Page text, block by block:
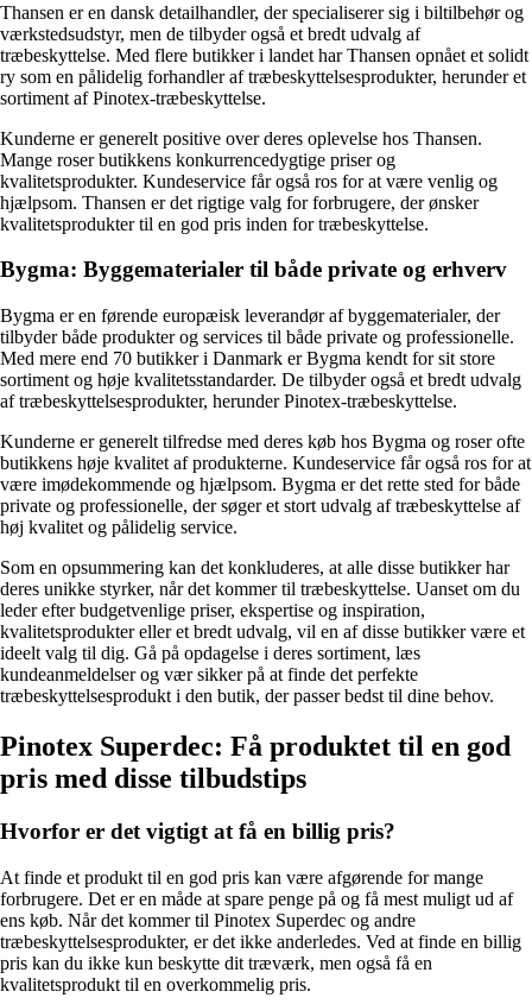
Thansen er en dansk detailhandler, der specialiserer sig i biltilbehør og
værkstedsudstyr, men de tilbyder også et bredt udvalg af
træbeskyttelse. Med flere butikker i landet har Thansen opnået et solidt
ry som en pålidelig forhandler af træbeskyttelsesprodukter, herunder et
sortiment af Pinotex-træbeskyttelse.
Kunderne er generelt positive over deres oplevelse hos Thansen.
Mange roser butikkens konkurrencedygtige priser og
kvalitetsprodukter. Kundeservice får også ros for at være venlig og
hjælpsom. Thansen er det rigtige valg for forbrugere, der ønsker
kvalitetsprodukter til en god pris inden for træbeskyttelse.
Bygma: Byggematerialer til både private og erhverv
Bygma er en førende europæisk leverandør af byggematerialer, der
tilbyder både produkter og services til både private og professionelle.
Med mere end 70 butikker i Danmark er Bygma kendt for sit store
sortiment og høje kvalitetsstandarder. De tilbyder også et bredt udvalg
af træbeskyttelsesprodukter, herunder Pinotex-træbeskyttelse.
Kunderne er generelt tilfredse med deres køb hos Bygma og roser ofte
butikkens høje kvalitet af produkterne. Kundeservice får også ros for at
være imødekommende og hjælpsom. Bygma er det rette sted for både
private og professionelle, der søger et stort udvalg af træbeskyttelse af
høj kvalitet og pålidelig service.
Som en opsummering kan det konkluderes, at alle disse butikker har
deres unikke styrker, når det kommer til træbeskyttelse. Uanset om du
leder efter budgetvenlige priser, ekspertise og inspiration,
kvalitetsprodukter eller et bredt udvalg, vil en af ​​disse butikker være et
ideelt valg til dig. Gå på opdagelse i deres sortiment, læs
kundeanmeldelser og vær sikker på at finde det perfekte
træbeskyttelsesprodukt i den butik, der passer bedst til dine behov.
Pinotex Superdec: Få produktet til en god
pris med disse tilbudstips
Hvorfor er det vigtigt at få en billig pris?
At finde et produkt til en god pris kan være afgørende for mange
forbrugere. Det er en måde at spare penge på og få mest muligt ud af
ens køb. Når det kommer til Pinotex Superdec og andre
træbeskyttelsesprodukter, er det ikke anderledes. Ved at finde en billig
pris kan du ikke kun beskytte dit træværk, men også få en
kvalitetsprodukt til en overkommelig pris.